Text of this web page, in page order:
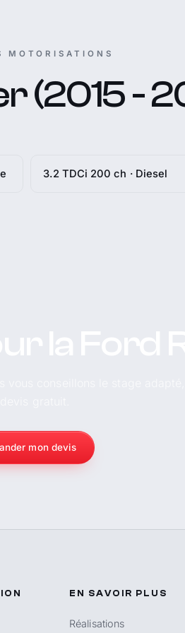
MOTORISATIONS
(2015 -
3.2 TDCi 200 ch · Diesel
mon devis
EN SAVOIR PLUS
Réalisations